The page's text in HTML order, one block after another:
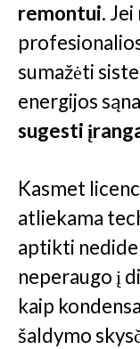
remontui.
sumažėti
energijos
sugesti
Kasmet
atliekama
aptikti
neperaugo į
kaip
šaldymo